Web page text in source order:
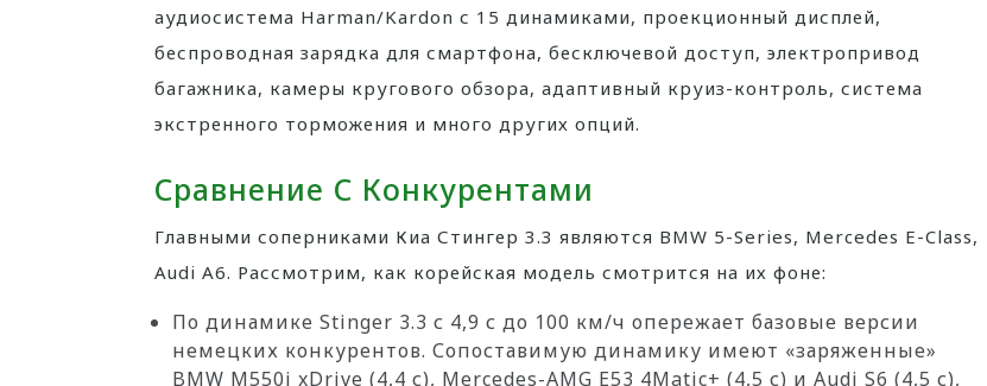
аудиосистема Harman/Kardon с 15 динамиками, проекционный дисплей,
беспроводная зарядка для смартфона, бесключевой доступ, электропривод
багажника, камеры кругового обзора, адаптивный круиз-контроль, система
экстренного торможения и много других опций.
Сравнение С Конкурентами
Главными соперниками Киа Стингер 3.3 являются BMW 5-Series, Mercedes E-Class,
Audi A6. Рассмотрим, как корейская модель смотрится на их фоне:
По динамике Stinger 3.3 с 4,9 с до 100 км/ч опережает базовые версии
немецких конкурентов. Сопоставимую динамику имеют «заряженные»
BMW M550i xDrive (4,4 с), Mercedes-AMG E53 4Matic+ (4,5 с) и Audi S6 (4,5 с),